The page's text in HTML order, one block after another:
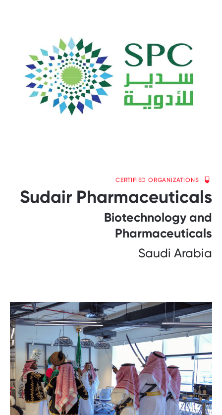
CERTIFIED ORGANIZATIONS
Sudair Pharmaceuticals
Biotechnology and
Pharmaceuticals
Saudi Arabia